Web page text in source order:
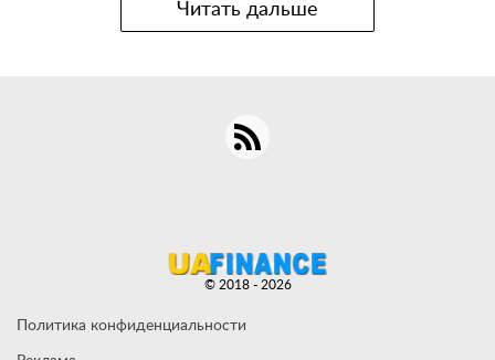
Читать дальше
Политика конфиденциальности
© 2018 - 2026